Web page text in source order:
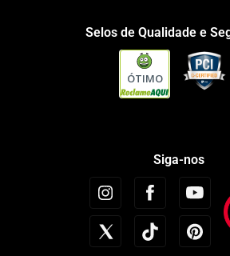
Selos de Qualidade e
ÓTIMO
Siga-nos